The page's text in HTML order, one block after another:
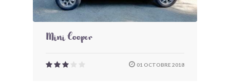
Mini Cooper
01 OCTOBRE 2018